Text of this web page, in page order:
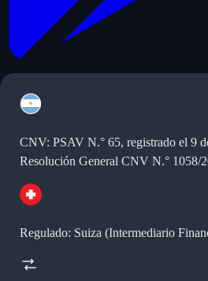
CNV: PSAV N.° 65, registrado el 9
Resolución General CNV N.° 1058/
Regulado: Suiza (Intermediario